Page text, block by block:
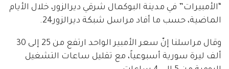
“الأمبيرات” في مدينة البوكمال شرقي ديرالزور، خلال الأيام
الماضية، حسب ما أفاد مراسل شبكة ديرالزور24.
وقال مراسلنا إنّ سعر الأمبير الواحد ارتفع من 25 إلى 30
ألف ليرة سورية أسبوعياً، مع تقليل ساعات التشغيل